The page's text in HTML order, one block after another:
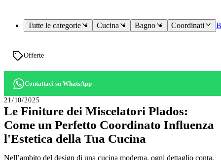
Tutte le categorie Cucina Bagno Coordinati
Offerte
Contattaci su WhatsApp
21/10/2025
Le Finiture dei Miscelatori Plados:
Come un Perfetto Coordinato Influenza
l'Estetica della Tua Cucina
Nell’ambito del design di una cucina moderna, ogni dettaglio conta.